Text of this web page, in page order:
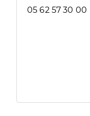
05 62 57 30 00